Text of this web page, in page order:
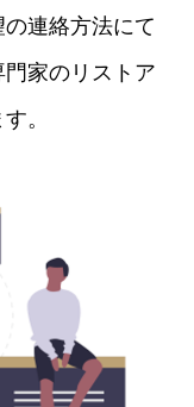
連絡方法にて
家のリストア
。